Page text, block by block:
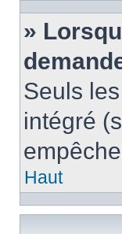
»
Seuls
intégré
Haut